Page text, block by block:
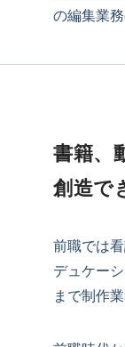
の編集業
書籍、
創造で
前職では
デュケー
まで制作